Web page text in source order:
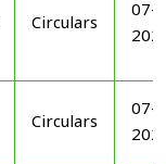
Circulars
07-
Circulars
07-